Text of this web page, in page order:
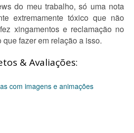
do meu trabalho, só uma nota
extremamente tóxico que não
xingamentos e reclamação no
fazer em relação a isso.
& Avaliações:
com imagens e animações